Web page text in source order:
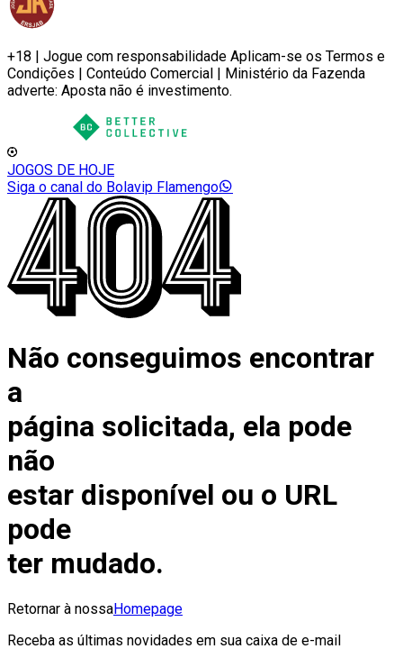
+18 | Jogue com responsabilidade Aplicam-se os Termos e
Condições | Conteúdo Comercial | Ministério da Fazenda
adverte: Aposta não é investimento.
JOGOS DE HOJE
Siga o canal do Bolavip Flamengo
Não conseguimos encontrar
a
página solicitada, ela pode
não
estar disponível ou o URL
pode
ter mudado.
Retornar à nossaHomepage
Receba as últimas novidades em sua caixa de e-mail